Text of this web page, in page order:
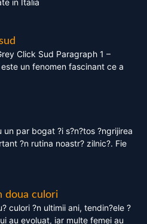
in Italia
Click Sud Paragraph 1 –
un fenomen fascinant ce a
par bogat ?i s?n?tos ?ngrijirea
?n rutina noastr? zilnic?. Fie
doua culori
culori ?n ultimii ani, tendin?ele ?
au evoluat, iar multe femei au